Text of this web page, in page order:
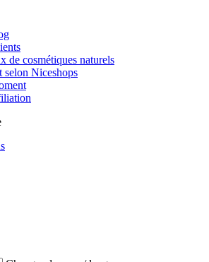
de cosmétiques naturels
selon Niceshops